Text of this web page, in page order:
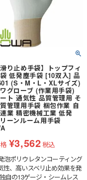
滑り止め手袋】トップフィ
低発塵手袋 [10双入] 品
(S・M・L・XLサイズ)
グローブ (作業用手袋)
ト 通気性 品質管理用 そ
管理用手袋 梱包作業 自
業 精密機械工業 低発
ーンルーム用手袋
¥3,562税込
泡ポリウレタンコーティング
性、高いスベリ止め効果を発
自の13ゲージ・シームレス